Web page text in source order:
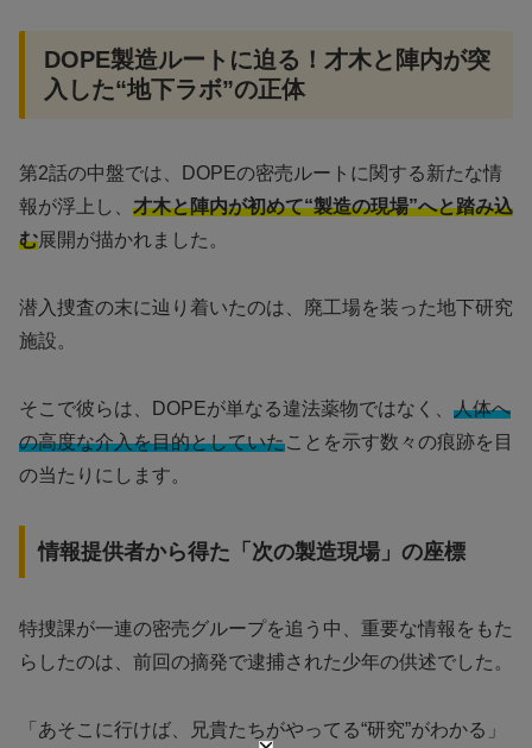
DOPE製造ルートに迫る！才木と陣内が突
入した“地下ラボ”の正体
第2話の中盤では、DOPEの密売ルートに関する新たな情
報が浮上し、 才木と陣内が初めて“製造の現場”へと踏み込
む展開が描かれました。
潜入捜査の末に辿り着いたのは、廃工場を装った地下研究
施設。
そこで彼らは、DOPEが単なる違法薬物ではなく、 人体へ
の高度な介入を目的としていたことを示す数々の痕跡を目
の当たりにします。
情報提供者から得た「次の製造現場」の座標
特捜課が一連の密売グループを追う中、重要な情報をもた
らしたのは、前回の摘発で逮捕された少年の供述でした。
「あそこに行けば、兄貴たちがやってる“研究”がわかる」